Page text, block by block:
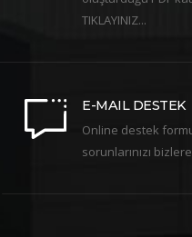
TIKLAYINIZ...
E-MAIL DESTEK
Online destek
sorunlarınızı